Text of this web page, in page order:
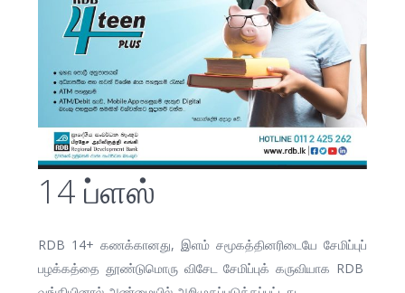
14 ப்ளஸ்
RDB 14+ கணக்கானது, இளம் சமூகத்தினரிடையே சேமிப்புப்
பழக்கத்தை தூண்டுமொரு விசேட சேமிப்புக் கருவியாக RDB